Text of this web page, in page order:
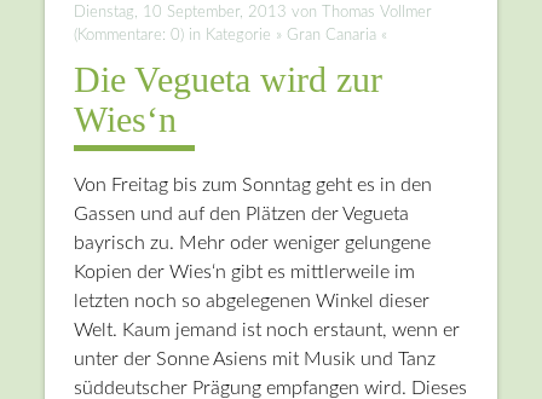
Dienstag, 10 September, 2013 von Thomas Vollmer
(Kommentare: 0) in Kategorie » Gran Canaria «
Die Vegueta wird zur
Wies‘n
Von Freitag bis zum Sonntag geht es in den
Gassen und auf den Plätzen der Vegueta
bayrisch zu. Mehr oder weniger gelungene
Kopien der Wies‘n gibt es mittlerweile im
letzten noch so abgelegenen Winkel dieser
Welt. Kaum jemand ist noch erstaunt, wenn er
unter der Sonne Asiens mit Musik und Tanz
süddeutscher Prägung empfangen wird. Dieses